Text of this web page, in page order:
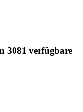
3081 verfügbare